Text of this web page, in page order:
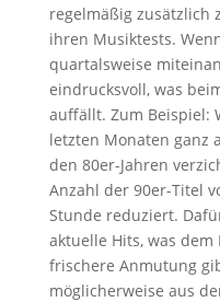
regelmäßig zusätzlich
ihren Musiktests.
quartalsweise
eindrucksvoll, was
auffällt. Zum Beispiel:
letzten Monaten ganz
den 80er-Jahren
Anzahl der 90er-Titel
Stunde reduziert.
aktuelle Hits, was
frischere Anmutung
möglicherweise aus